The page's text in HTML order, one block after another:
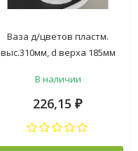
Ваза д/цветов пластм.
выс.310мм, d верха 185мм
"Альтернатива") *1/12
В наличии
226,15 ₽